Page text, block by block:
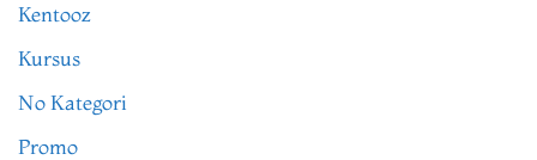
Kentooz
Kursus
No Kategori
Promo